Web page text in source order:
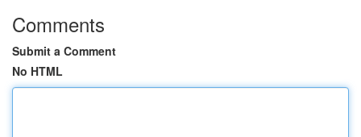
Comments
Submit a Comment
No HTML